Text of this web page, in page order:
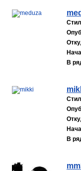
В
В